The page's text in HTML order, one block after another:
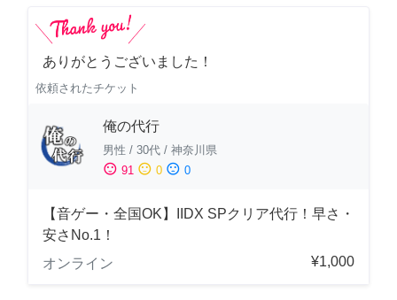
ありがとうございました！
依頼されたチケット
俺の代行
男性 / 30代 / 神奈川県
sentiment_satisfied 91 sentiment_neutral 0 sentiment_dissatisfied 0
【音ゲー・全国OK】IIDX SPクリア代行！早さ・
安さNo.1！
オンライン
¥1,000